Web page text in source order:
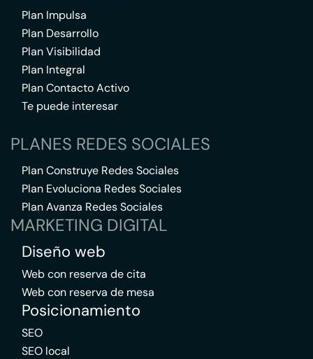
Plan Impulsa
Plan Desarrollo
Plan Visibilidad
Plan Integral
Plan Contacto Activo
Te puede interesar
PLANES REDES SOCIALES
Plan Construye Redes Sociales
Plan Evoluciona Redes Sociales
Plan Avanza Redes Sociales
MARKETING DIGITAL
Diseño web
Web con reserva de cita
Web con reserva de mesa
Posicionamiento
SEO
SEO local